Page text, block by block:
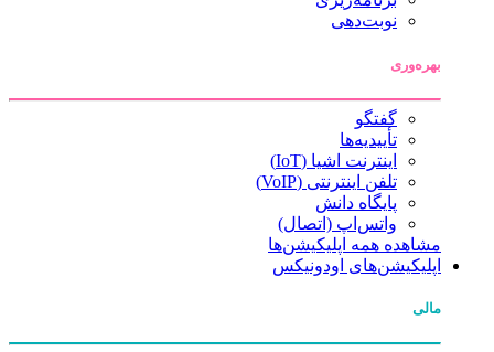
نوبت‌دهی
بهره‌وری
گفتگو
تأییدیه‌ها
اینترنت اشیا (IoT)
تلفن اینترنتی (VoIP)
پایگاه دانش
واتس‌اپ (اتصال)
مشاهده همه اپلیکیشن‌ها
اپلیکیشن‌های اودونیکس
مالی